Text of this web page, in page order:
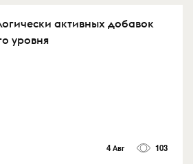
активных добавок
уровня
4 Авг 103